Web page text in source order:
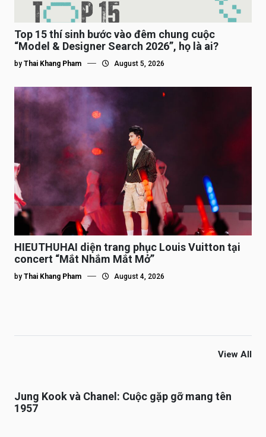
Top 15 thí sinh bước vào đêm chung cuộc
“Model & Designer Search 2026”, họ là ai?
by Thai Khang Pham August 5, 2026
HIEUTHUHAI diện trang phục Louis Vuitton tại
concert “Mắt Nhắm Mắt Mở”
by Thai Khang Pham August 4, 2026
View All
Jung Kook và Chanel: Cuộc gặp gỡ mang tên
1957